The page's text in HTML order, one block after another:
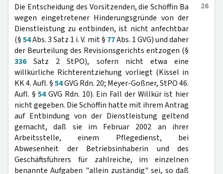
26
Die Entscheidung des Vorsitzenden, die Schöffin Ba
wegen eingetretener Hinderungsgründe von der
Dienstleistung zu entbinden, ist nicht anfechtbar
(§54Abs. 3 Satz 1 i. V. mit § 77Abs. 1 GVG) und daher
der Beurteilung des Revisionsgerichts entzogen (§
336Satz 2 StPO), sofern nicht etwa eine
willkürliche Richterentziehung vorliegt (Kissel in
KK 4. Aufl. §54GVG Rdn. 20; Meyer-Goßner, StPO 46.
Aufl. §54GVG Rdn. 10). Ein Fall der Willkür ist hier
nicht gegeben. Die Schöffin hatte mit ihrem Antrag
auf Entbindung von der Dienstleistung geltend
gemacht, daß sie im Februar 2002 an ihrer
Arbeitsstelle, einem Pflegedienst, bei
Abwesenheit der Betriebsinhaberin und des
Geschäftsführers für zahlreiche, im einzelnen
benannte Aufgaben "allein zuständig" sei, so daß